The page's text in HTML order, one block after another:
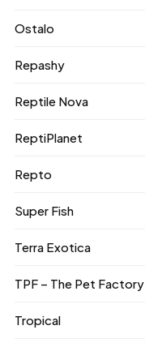
Ostalo
Repashy
Reptile Nova
ReptiPlanet
Repto
Super Fish
Terra Exotica
TPF – The Pet Factory
Tropical